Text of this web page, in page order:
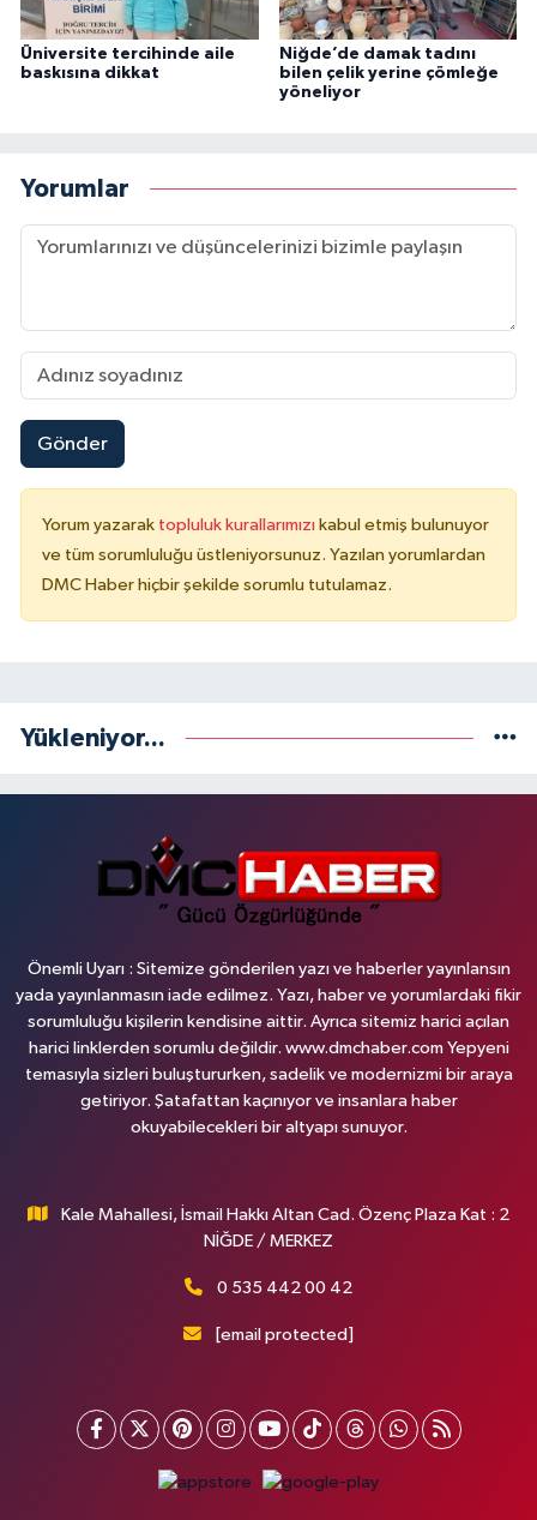
Üniversite tercihinde aile
baskısına dikkat
Niğde’de damak tadını
bilen çelik yerine çömleğe
yöneliyor
Yorumlar
Gönder
Yorum yazarak topluluk kurallarımızı kabul etmiş bulunuyor
ve tüm sorumluluğu üstleniyorsunuz. Yazılan yorumlardan
DMC Haber hiçbir şekilde sorumlu tutulamaz.
Yükleniyor...
Önemli Uyarı : Sitemize gönderilen yazı ve haberler yayınlansın
yada yayınlanmasın iade edilmez. Yazı, haber ve yorumlardaki fikir
sorumluluğu kişilerin kendisine aittir. Ayrıca sitemiz harici açılan
harici linklerden sorumlu değildir. www.dmchaber.com Yepyeni
temasıyla sizleri buluştururken, sadelik ve modernizmi bir araya
getiriyor. Şatafattan kaçınıyor ve insanlara haber
okuyabilecekleri bir altyapı sunuyor.
Kale Mahallesi, İsmail Hakkı Altan Cad. Özenç Plaza Kat : 2
NİĞDE / MERKEZ
0 535 442 00 42
[email protected]